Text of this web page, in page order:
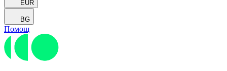
EUR
BG
Помощ